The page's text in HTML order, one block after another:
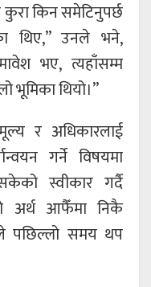
किन समेटिनुपर्छ
थिए,” उनले भने,
भए, त्यहाँसम्म
भूमिका थियो।”
र अधिकारलाई
गर्ने विषयमा
स्वीकार गर्दै
अर्थ आफैँमा निकै
पछिल्लो समय थप